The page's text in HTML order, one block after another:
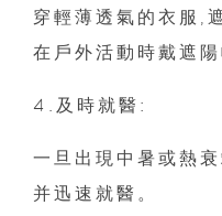
穿輕薄透氣的衣服,
在戶外活動時戴遮
4.及時就醫:
一旦出現中暑或熱
并迅速就醫。